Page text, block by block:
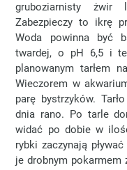
gruboziarnisty żwir
Zabezpieczy to ikrę
Woda powinna być
twardej, o pH 6,5 i
planowanym tarłem
Wieczorem w
parę bystrzyków.
dnia rano. Po tarle
widać po dobie w
rybki zaczynają
je drobnym pokarmem